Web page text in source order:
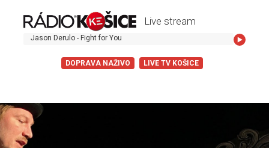
Live stream
Jason Derulo - Fight for You
DOPRAVA NAŽIVO LIVE TV KOŠICE